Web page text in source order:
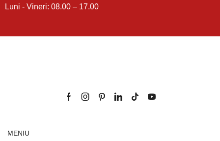
Luni - Vineri: 08.00 – 17.00
MENIU